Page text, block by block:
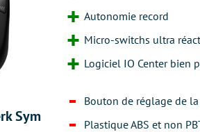
Sym
Autonomie record
Micro-switchs ultra
Logiciel IO Center bien
Bouton de réglage de
Plastique ABS et non